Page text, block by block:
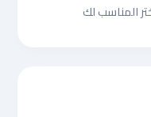
المناسب لك